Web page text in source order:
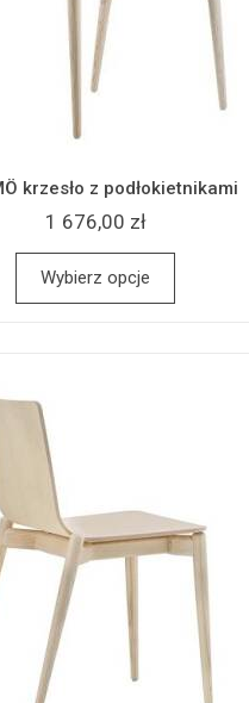
krzesło z podłokietnikami
1 676,00 zł
Wybierz opcje